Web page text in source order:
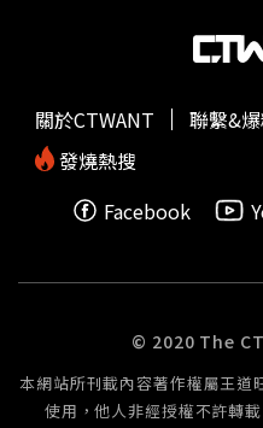
台電，或者是調高電費，就
走來這邊錄影的路上，才有
百分之25嗎？他想說：那就
變成4萬多！「就是這樣，
單的人，你看看有沒有漲？
乘個百分之25就算了？實
從頭到尾就在騙人！就是一
他有什麼期待？近日也有網
是4000多要5000，這個月
關於CTWANT 聯繫&
發燒熱搜
Facebook
© 2020 The
本網站所刊載內容著作權屬王道
使用，他人非經授權不許轉